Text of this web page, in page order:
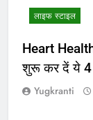
लाइफ स्टाइल
Heart
शुरू कर दें ये 4
Yugkranti